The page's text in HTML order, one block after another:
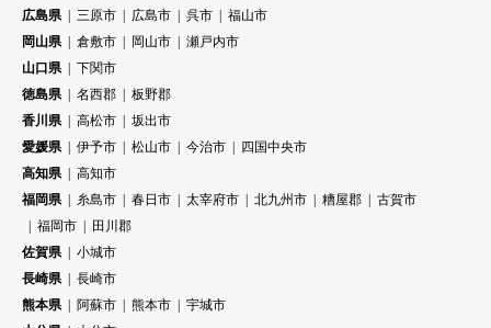
広島県
三原市 広島市 呉市
福山市
岡山県
倉敷市 岡山市
瀬戸内市
山口県
下関市
徳島県
名西郡
板野郡
香川県
高松市
坂出市
愛媛県
伊予市 松山市 今治市
四国中央市
高知県
高知市
福岡県
糸島市 春日市 太宰府市 北九州市 糟屋郡
古賀市
福岡市
田川郡
佐賀県
小城市
長崎県
長崎市
熊本県
阿蘇市 熊本市
宇城市